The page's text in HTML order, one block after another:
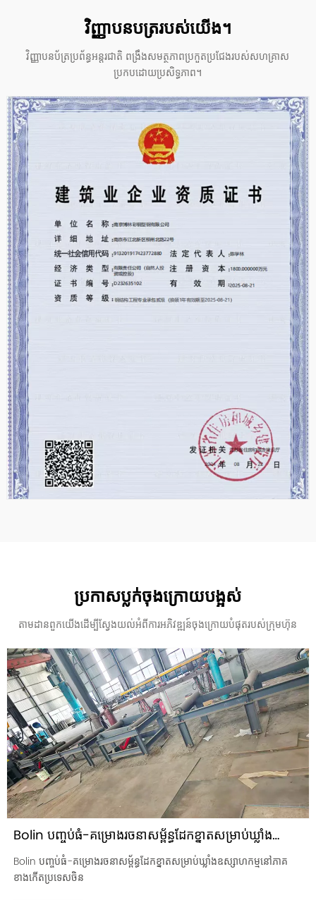
វិញ្ញាបនបត្ររបស់យើង។
វិញ្ញាបនប័ត្រប្រព័ន្ធអន្តរជាតិ ពង្រឹងសមត្ថភាពប្រកួតប្រជែងរបស់សហគ្រាស
ប្រកបដោយប្រសិទ្ធភាព។
ប្រកាសប្លក់ចុងក្រោយបង្អស់
តាមដានពួកយើងដើម្បីស្វែងយល់អំពីការអភិវឌ្ឍន៍ចុងក្រោយបំផុតរបស់ក្រុមហ៊ុន
Bolin បញ្ចប់ធំ-គម្រោងរចនាសម្ព័ន្ធដែកខ្នាតសម្រាប់ឃ្លាំង
ឧស្សាហកម្មនៅភាគខាងកើតប្រទេសចិន
Bolin បញ្ចប់ធំ-គម្រោងរចនាសម្ព័ន្ធដែកខ្នាតសម្រាប់ឃ្លាំងឧស្សាហកម្មនៅភាគ
ខាងកើតប្រទេសចិន